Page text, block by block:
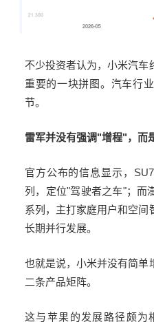
不少投资者认为，小米汽车
重要的一块拼图。汽车行
节。
雷军并没有强调"增程"，而
官方公布的信息显示， SU7
列，定位"驾驶者之车"；而
系列，主打家庭用户和空间
长期并行发展。
也就是说，小米并没有简单
二条产品矩阵。
这与苹果的发展路径颇为